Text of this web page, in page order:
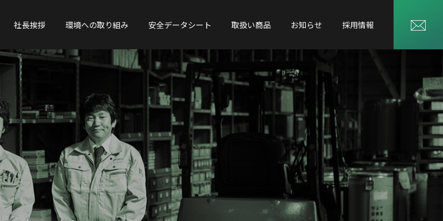
社長挨拶 環境への取り組み 安全データシート 取扱い商品 お知らせ 採用情報